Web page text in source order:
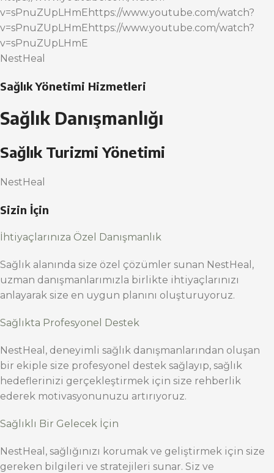
v=sPnuZUpLHmEhttps://www.youtube.com/watch?
v=sPnuZUpLHmEhttps://www.youtube.com/watch?
v=sPnuZUpLHmE
NestHeal
Sağlık Yönetimi Hizmetleri
Sağlık Danışmanlığı
Sağlık Turizmi Yönetimi
NestHeal
Sizin İçin
İhtiyaçlarınıza Özel Danışmanlık
Sağlık alanında size özel çözümler sunan NestHeal,
uzman danışmanlarımızla birlikte ihtiyaçlarınızı
anlayarak size en uygun planını oluşturuyoruz.
Sağlıkta Profesyonel Destek
NestHeal, deneyimli sağlık danışmanlarından oluşan
bir ekiple size profesyonel destek sağlayıp, sağlık
hedeflerinizi gerçekleştirmek için size rehberlik
ederek motivasyonunuzu artırıyoruz.
Sağlıklı Bir Gelecek İçin
NestHeal, sağlığınızı korumak ve geliştirmek için size
gereken bilgileri ve stratejileri sunar. Siz ve